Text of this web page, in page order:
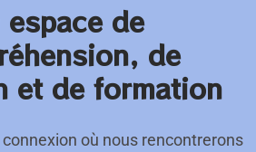
espace de
de
et de formation
connexion où nous rencontrerons